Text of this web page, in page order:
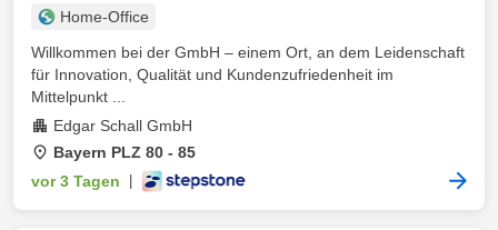
Home-Office
Willkommen bei der GmbH – einem Ort, an dem Leidenschaft
für Innovation, Qualität und Kundenzufriedenheit im
Mittelpunkt ...
Edgar Schall GmbH
Bayern PLZ 80 - 85
vor 3 Tagen